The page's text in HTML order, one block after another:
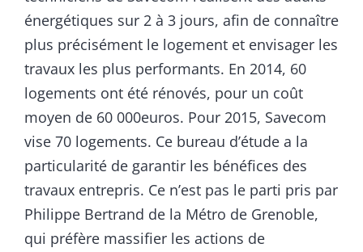
énergétiques sur 2 à 3 jours, afin de connaître
plus précisément le logement et envisager les
travaux les plus performants. En 2014, 60
logements ont été rénovés, pour un coût
moyen de 60 000euros. Pour 2015, Savecom
vise 70 logements. Ce bureau d’étude a la
particularité de garantir les bénéfices des
travaux entrepris. Ce n’est pas le parti pris par
Philippe Bertrand de la Métro de Grenoble,
qui préfère massifier les actions de